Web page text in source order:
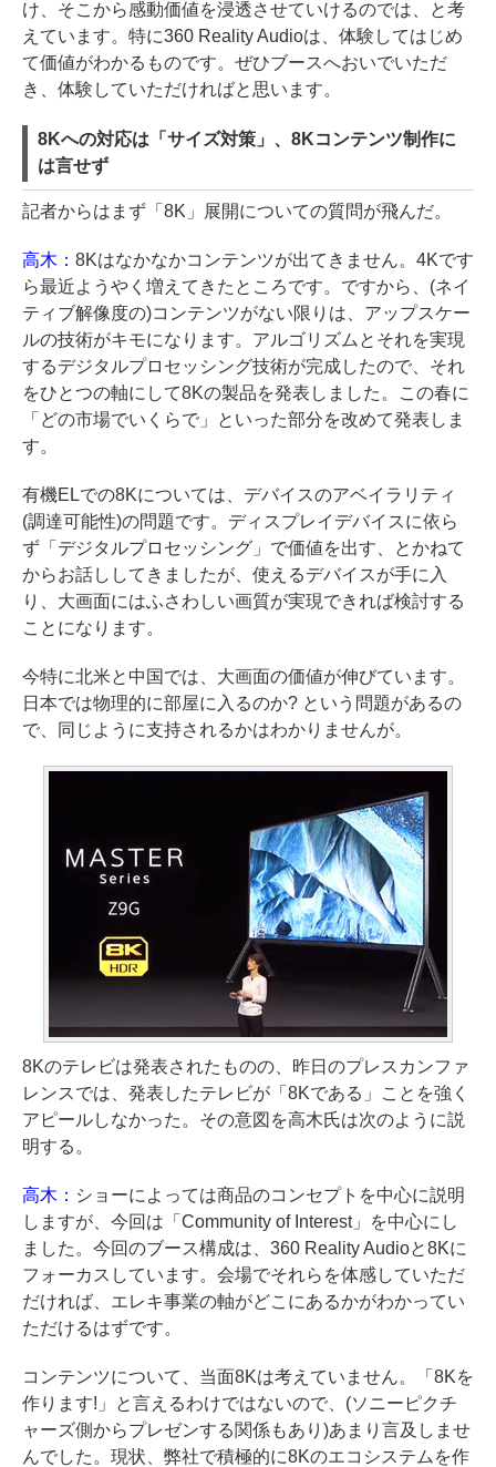
け、そこから感動価値を浸透させていけるのでは、と考
えています。特に360 Reality Audioは、体験してはじめ
て価値がわかるものです。ぜひブースへおいでいただ
き、体験していただければと思います。
8Kへの対応は「サイズ対策」、8Kコンテンツ制作に
は言せず
記者からはまず「8K」展開についての質問が飛んだ。
高木： 8Kはなかなかコンテンツが出てきません。4Kです
ら最近ようやく増えてきたところです。ですから、(ネイ
ティブ解像度の)コンテンツがない限りは、アップスケー
ルの技術がキモになります。アルゴリズムとそれを実現
するデジタルプロセッシング技術が完成したので、それ
をひとつの軸にして8Kの製品を発表しました。この春に
「どの市場でいくらで」といった部分を改めて発表しま
す。
有機ELでの8Kについては、デバイスのアベイラリティ
(調達可能性)の問題です。ディスプレイデバイスに依ら
ず「デジタルプロセッシング」で価値を出す、とかねて
からお話ししてきましたが、使えるデバイスが手に入
り、大画面にはふさわしい画質が実現できれば検討する
ことになります。
今特に北米と中国では、大画面の価値が伸びています。
日本では物理的に部屋に入るのか? という問題があるの
で、同じように支持されるかはわかりませんが。
8Kのテレビは発表されたものの、昨日のプレスカンファ
レンスでは、発表したテレビが「8Kである」ことを強く
アピールしなかった。その意図を高木氏は次のように説
明する。
高木： ショーによっては商品のコンセプトを中心に説明
しますが、今回は「Community of Interest」を中心にし
ました。今回のブース構成は、360 Reality Audioと8Kに
フォーカスしています。会場でそれらを体感していただ
だければ、エレキ事業の軸がどこにあるかがわかってい
ただけるはずです。
コンテンツについて、当面8Kは考えていません。「8Kを
作ります!」と言えるわけではないので、(ソニーピクチ
ャーズ側からプレゼンする関係もあり)あまり言及しませ
んでした。現状、弊社で積極的に8Kのエコシステムを作